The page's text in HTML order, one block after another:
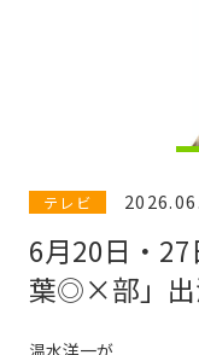
テレビ
6月20日・
葉◎×部」出
温水洋一が